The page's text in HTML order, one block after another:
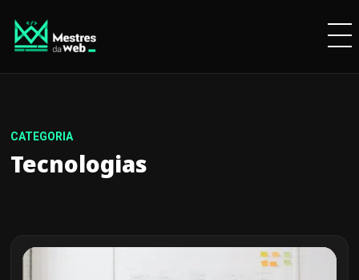
Tecnologias